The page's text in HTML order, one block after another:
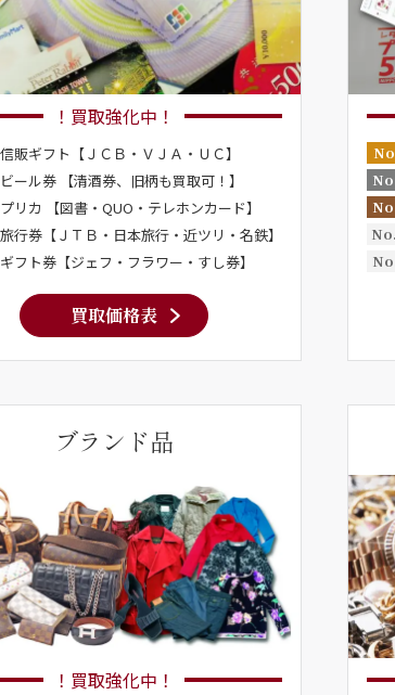
！買取強化中！
信販ギフト【ＪＣＢ・ＶＪＡ・ＵＣ】
ビール券 【清酒券、旧柄も買取可！】
プリカ 【図書・QUO・テレホンカード】
旅行券【ＪＴＢ・日本旅行・近ツリ・名鉄】
ギフト券【ジェフ・フラワー・すし券】
買取価格表
ブランド品
！買取強化中！